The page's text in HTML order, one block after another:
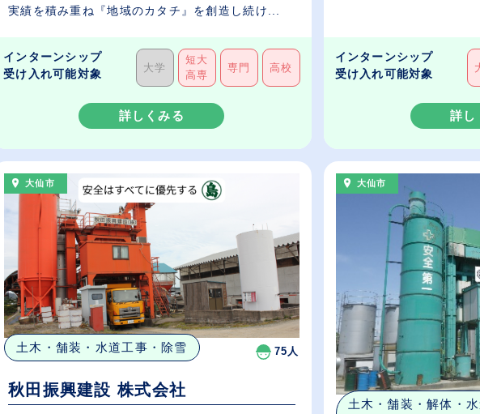
実績を積み重ね『地域のカタチ』を創造し続け...
インターンシップ
受け入れ可能対象
大学
短大
高専
専門 高校
詳しくみる
インターンシップ
受け入れ可能対象
詳し
大仙市
土木・舗装・水道工事・除雪 75人
秋田振興建設 株式会社
大仙市
土木・舗装・解体・